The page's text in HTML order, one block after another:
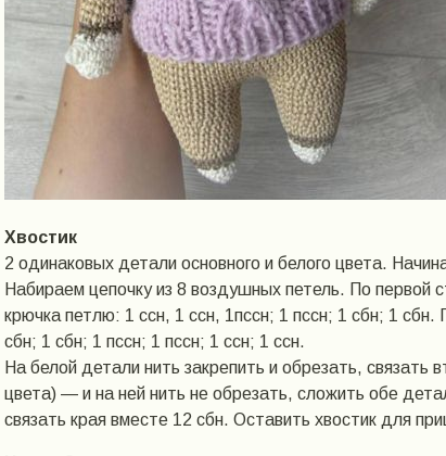
Хвостик
2 одинаковых детали основного и белого цвета.
Набираем цепочку из 8 воздушных петель. По первой
крючка петлю: 1 ссн, 1 ссн, 1пссн; 1 пссн; 1 сбн; 1 сбн.
сбн; 1 сбн; 1 пссн; 1 пссн; 1 ссн; 1 ссн.
На белой детали нить закрепить и обрезать, связать
цвета) — и на ней нить не обрезать, сложить обе
связать края вместе 12 сбн. Оставить хвостик для